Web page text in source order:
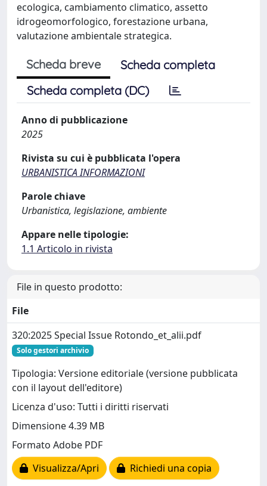
ecologica, cambiamento climatico, assetto
idrogeomorfologico, forestazione urbana,
valutazione ambientale strategica.
Scheda breve
Scheda completa
Scheda completa (DC)
Anno di pubblicazione
2025
Rivista su cui è pubblicata l'opera
URBANISTICA INFORMAZIONI
Parole chiave
Urbanistica, legislazione, ambiente
Appare nelle tipologie:
1.1 Articolo in rivista
File in questo prodotto:
File
320:2025 Special Issue Rotondo_et_alii.pdf
Solo gestori archivio
Tipologia: Versione editoriale (versione pubblicata
con il layout dell'editore)
Licenza d'uso: Tutti i diritti riservati
Dimensione 4.39 MB
Formato Adobe PDF
Visualizza/Apri
Richiedi una copia